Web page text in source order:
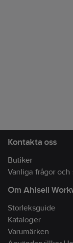
Kontakta oss
Butiker
Vanliga frågor och
Om Ahlsell
Storleksguide
Kataloger
Varumärken